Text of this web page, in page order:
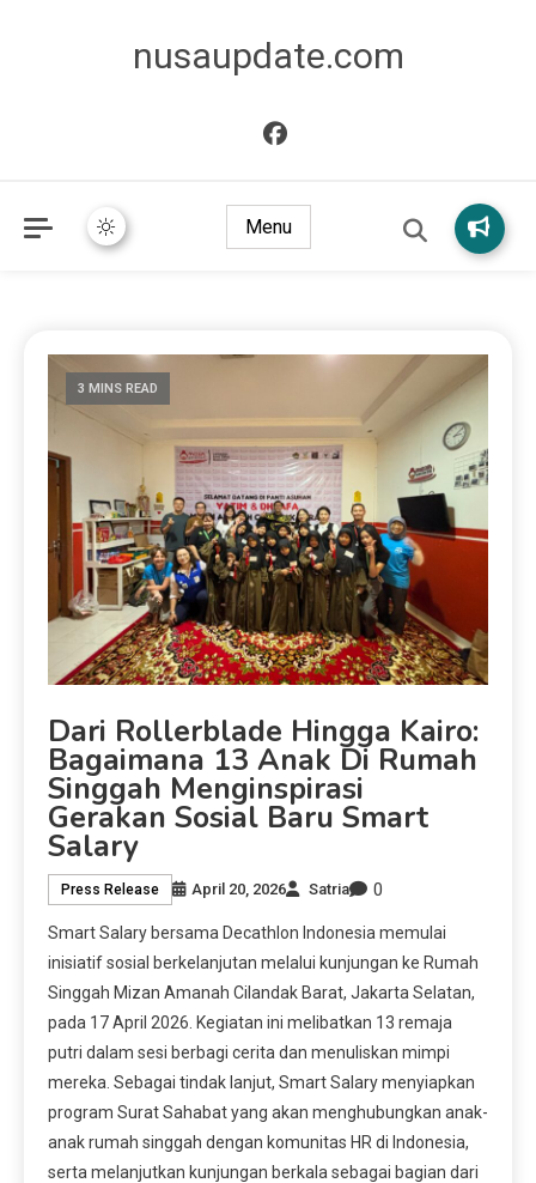
nusaupdate.com
Menu
3 MINS READ
Dari Rollerblade Hingga Kairo:
Bagaimana 13 Anak Di Rumah
Singgah Menginspirasi
Gerakan Sosial Baru Smart
Salary
Press Release April 20, 2026 Satria 0
Smart Salary bersama Decathlon Indonesia memulai
inisiatif sosial berkelanjutan melalui kunjungan ke Rumah
Singgah Mizan Amanah Cilandak Barat, Jakarta Selatan,
pada 17 April 2026. Kegiatan ini melibatkan 13 remaja
putri dalam sesi berbagi cerita dan menuliskan mimpi
mereka. Sebagai tindak lanjut, Smart Salary menyiapkan
program Surat Sahabat yang akan menghubungkan anak-
anak rumah singgah dengan komunitas HR di Indonesia,
serta melanjutkan kunjungan berkala sebagai bagian dari